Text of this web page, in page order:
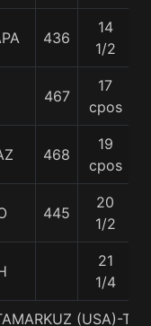
436
14
1/2
467
17
cpos
468
19
cpos
445
20
1/2
21
1/4
(USA)-